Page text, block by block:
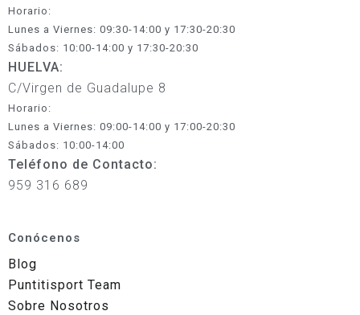
Horario:
Lunes a Viernes: 09:30-14:00 y 17:30-20:30
Sábados: 10:00-14:00 y 17:30-20:30
HUELVA:
C/Virgen de Guadalupe 8
Horario:
Lunes a Viernes: 09:00-14:00 y 17:00-20:30
Sábados: 10:00-14:00
Teléfono de Contacto:
959 316 689
Conócenos
Blog
Puntitisport Team
Sobre Nosotros